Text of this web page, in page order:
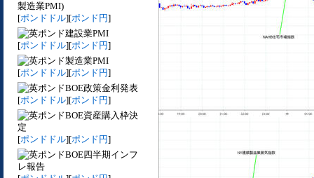
製造業PMI)
[ポンドドル][ポンド円]
建設業PMI
[ポンドドル][ポンド円]
製造業PMI
[ポンドドル][ポンド円]
BOE政策金利発表
[ポンドドル][ポンド円]
BOE資産購入枠決
定
[ポンドドル][ポンド円]
BOE四半期インフ
レ報告